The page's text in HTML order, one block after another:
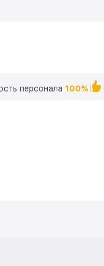
персонала 100%